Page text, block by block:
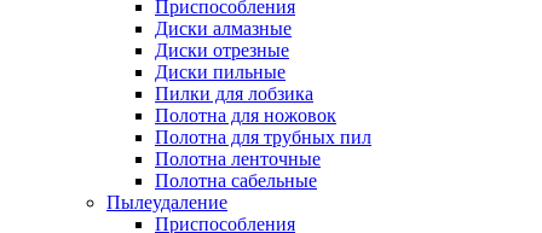
Приспособления
Диски алмазные
Диски отрезные
Диски пильные
Пилки для лобзика
Полотна для ножовок
Полотна для трубных пил
Полотна ленточные
Полотна сабельные
Пылеудаление
Приспособления